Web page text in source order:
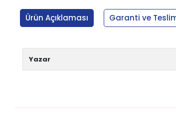
Ürün Açıklaması Garanti ve
Yazar